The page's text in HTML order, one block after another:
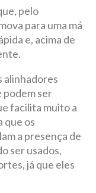
pelo
para uma má
e, acima de
alinhadores
ser
facilita muito a
que os
a presença de
ser usados,
já que eles